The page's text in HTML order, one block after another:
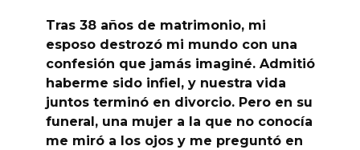
Tras 38 años de matrimonio, mi
esposo destrozó mi mundo con una
confesión que jamás imaginé. Admitió
haberme sido infiel, y nuestra vida
juntos terminó en divorcio. Pero en su
funeral, una mujer a la que no conocía
me miró a los ojos y me preguntó en